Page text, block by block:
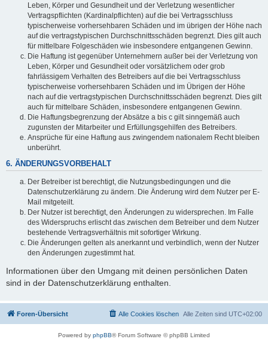
Leben, Körper und Gesundheit und der Verletzung wesentlicher
Vertragspflichten (Kardinalpflichten) auf die bei Vertragsschluss
typischerweise vorhersehbaren Schäden und im übrigen der Höhe nach
auf die vertragstypischen Durchschnittsschäden begrenzt. Dies gilt auch
für mittelbare Folgeschäden wie insbesondere entgangenen Gewinn.
Die Haftung ist gegenüber Unternehmern außer bei der Verletzung von
Leben, Körper und Gesundheit oder vorsätzlichem oder grob
fahrlässigem Verhalten des Betreibers auf die bei Vertragsschluss
typischerweise vorhersehbaren Schäden und im Übrigen der Höhe
nach auf die vertragstypischen Durchschnittsschäden begrenzt. Dies gilt
auch für mittelbare Schäden, insbesondere entgangenen Gewinn.
Die Haftungsbegrenzung der Absätze a bis c gilt sinngemäß auch
zugunsten der Mitarbeiter und Erfüllungsgehilfen des Betreibers.
Ansprüche für eine Haftung aus zwingendem nationalem Recht bleiben
unberührt.
6. ÄNDERUNGSVORBEHALT
Der Betreiber ist berechtigt, die Nutzungsbedingungen und die
Datenschutzerklärung zu ändern. Die Änderung wird dem Nutzer per E-
Mail mitgeteilt.
Der Nutzer ist berechtigt, den Änderungen zu widersprechen. Im Falle
des Widerspruchs erlischt das zwischen dem Betreiber und dem Nutzer
bestehende Vertragsverhältnis mit sofortiger Wirkung.
Die Änderungen gelten als anerkannt und verbindlich, wenn der Nutzer
den Änderungen zugestimmt hat.
Informationen über den Umgang mit deinen persönlichen Daten
sind in der Datenschutzerklärung enthalten.
Foren-Übersicht Alle Zeiten sind UTC+02:00
Alle Cookies löschen
Powered by phpBB® Forum Software © phpBB Limited